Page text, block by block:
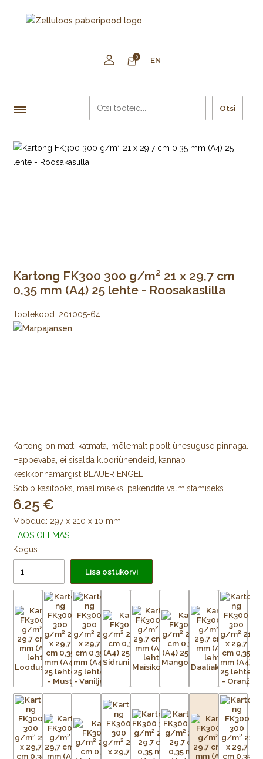
0 EN
Otsi
Kartong FK300 300 g/m² 21 x 29,7 cm
0,35 mm (A4) 25 lehte - Roosakaslilla
Tootekood: 201005-64
Kartong on matt, katmata, mõlemalt poolt ühesuguse pinnaga.
Happevaba, ei sisalda klooriühendeid, kannab
keskkonnamärgist BLAUER ENGEL.
Sobib käsitööks, maalimiseks, pakendite valmistamiseks.
6.25
Mõõdud: 297 x 210 x 10 mm
LAOS OLEMAS
Kogus:
Lisa ostukorvi